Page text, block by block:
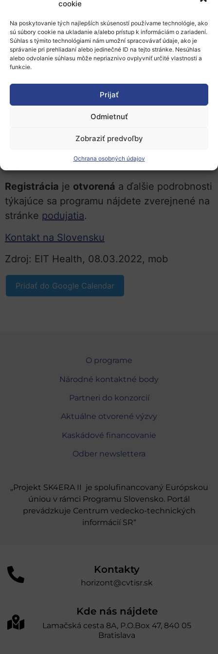
cookie
Na poskytovanie tých najlepších skúseností používame technológie, ako
sú súbory cookie na ukladanie a/alebo prístup k informáciám o zariadení.
Súhlas s týmito technológiami nám umožní spracovávať údaje, ako je
správanie pri prehliadaní alebo jedinečné ID na tejto stránke. Nesúhlas
alebo odvolanie súhlasu môže nepriaznivo ovplyvniť určité vlastnosti a
funkcie.
Prijať
Odmietnuť
Zobraziť predvoľby
Ochrana osobných údajov
aby boli systémy zdravotnej starostlivosti
udržateľné, odolné a pripravené na budúce
zdravotné hrozby.
a slávnostné odovzdávanie cien, kde porota
celosvetovo uznávaných zdravotníckych
expertov a investorov vyberie
najzaujímavejšie a najsľubnejšie začínajúce
digitálneho zdravia.
Registrácia je otvorená a ďalšie podrobnosti
týkajúce sa programu nájdete zverejnené na
stránke podujatia.
Kontakt na Slovensku
Zdroj: EIT Health, 08.03.2022, mob
Pridať do Google Calendar
O programe
Národné kontaktné body
Partneri do konzorcií
Aktuálne otvorené výzvy
Kaskádové financovanie
Odber newslettera
„Projekt SK4ERA II je spolufinancovaný Európskou
úniou v rámci Programu Slovensko. Portál
prevádzkuje Centrum vedecko-technických
informácií SR“
Kontakty
horizont@cvtisr.sk
Kde nás nájdete
Lamačská cesta 8A, P.O.Box 47, 840 05
Bratislava